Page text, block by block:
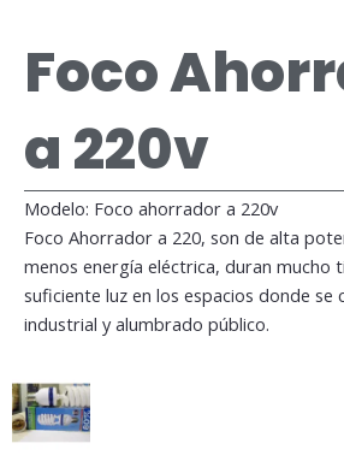
Foco
a 220v
Modelo: Foco ahorrador a 220v
Foco Ahorrador a 220, son de alta
menos energía eléctrica, duran mucho
suficiente luz en los espacios donde se
industrial y alumbrado público.